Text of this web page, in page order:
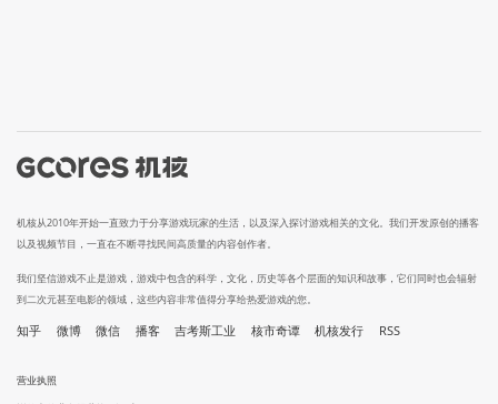
机核从2010年开始一直致力于分享游戏玩家的生活，以及深入探讨游戏相关的文化。我们开发原创的播客
以及视频节目，一直在不断寻找民间高质量的内容创作者。
我们坚信游戏不止是游戏，游戏中包含的科学，文化，历史等各个层面的知识和故事，它们同时也会辐射
到二次元甚至电影的领域，这些内容非常值得分享给热爱游戏的您。
知乎 微博 微信 播客 吉考斯工业 核市奇谭 机核发行 RSS
营业执照